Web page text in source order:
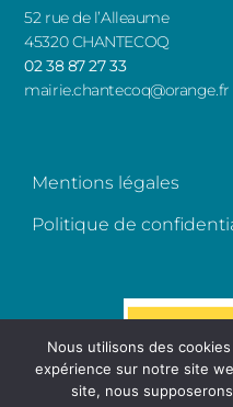
52 rue de l’Alleaume
45320 CHANTECOQ
02 38 87 27 33
mairie.chantecoq@orange.fr
Mentions légales
Politique de
Nous utilisons des
expérience sur notre site
site, nous